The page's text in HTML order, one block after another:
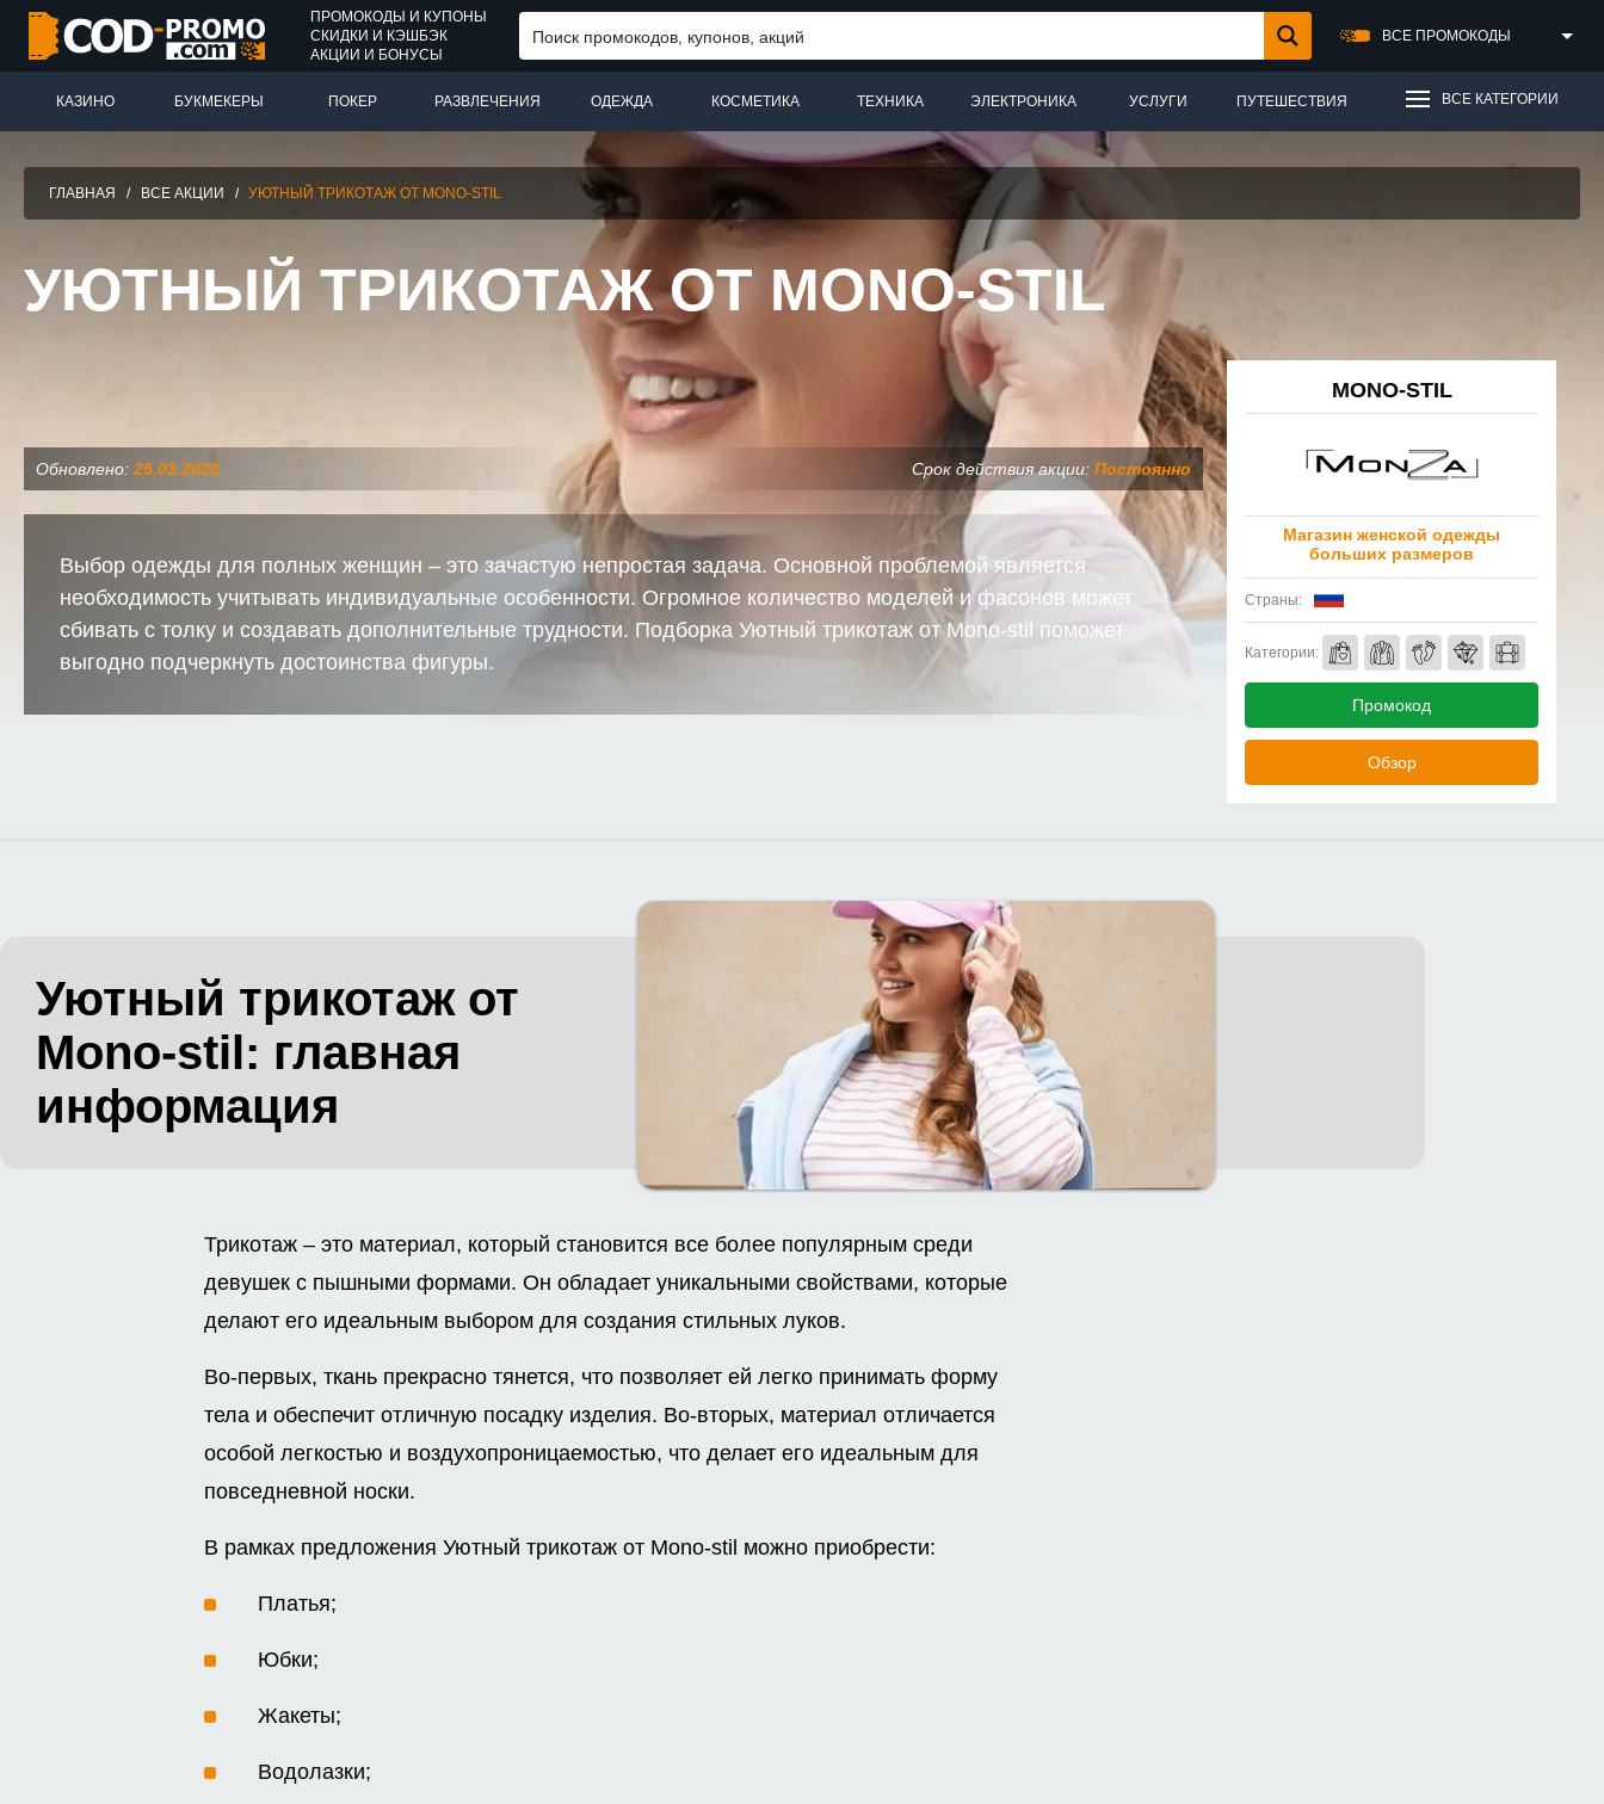
ПРОМОКОДЫ И КУПОНЫ
СКИДКИ И КЭШБЭК
АКЦИИ И БОНУСЫ
ВСЕ ПРОМОКОДЫ
ВСЕ КАТЕГОРИИ
КАЗИНО БУКМЕКЕРЫ ПОКЕР РАЗВЛЕЧЕНИЯ ОДЕЖДА КОСМЕТИКА ТЕХНИКА ЭЛЕКТРОНИКА УСЛУГИ ПУТЕШЕСТВИЯ
ГЛАВНАЯ / ВСЕ АКЦИИ / УЮТНЫЙ ТРИКОТАЖ ОТ MONO-STIL
УЮТНЫЙ ТРИКОТАЖ ОТ MONO-STIL
Обновлено: 25.03.2025 Срок действия акции: Постоянно
Выбор одежды для полных женщин – это зачастую непростая задача. Основной проблемой является
необходимость учитывать индивидуальные особенности. Огромное количество моделей и фасонов может
сбивать с толку и создавать дополнительные трудности. Подборка Уютный трикотаж от Mono-stil поможет
выгодно подчеркнуть достоинства фигуры.
MONO-STIL
Магазин женской одежды
больших размеров
Страны:
Категории:
Промокод
Обзор
Уютный трикотаж от
Mono-stil: главная
информация
Трикотаж – это материал, который становится все более популярным среди
девушек с пышными формами. Он обладает уникальными свойствами, которые
делают его идеальным выбором для создания стильных луков.
Во-первых, ткань прекрасно тянется, что позволяет ей легко принимать форму
тела и обеспечит отличную посадку изделия. Во-вторых, материал отличается
особой легкостью и воздухопроницаемостью, что делает его идеальным для
повседневной носки.
В рамках предложения Уютный трикотаж от Mono-stil можно приобрести:
Платья;
Юбки;
Жакеты;
Водолазки;